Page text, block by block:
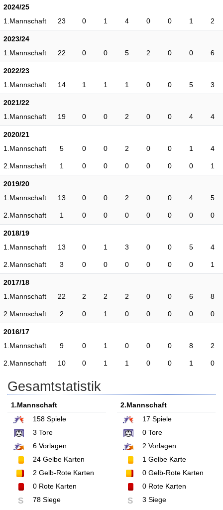
2024/25
1.Mannschaft
23 0 1 4 0 0 1 2
2023/24
1.Mannschaft
22 0 0 5 2 0 0 6
2022/23
1.Mannschaft
14 1 1 1 0 0 5 3
2021/22
1.Mannschaft
19 0 0 2 0 0 4 4
2020/21
1.Mannschaft
5 0 0 2 0 0 1 4
2.Mannschaft 1 0 0 0 0 0 0 1
2019/20
1.Mannschaft
13 0 0 2 0 0 4 5
2.Mannschaft 1 0 0 0 0 0 0 0
2018/19
1.Mannschaft
13 0 1 3 0 0 5 4
2.Mannschaft 3 0 0 0 0 0 0 1
2017/18
1.Mannschaft
22 2 2 2 0 0 6 8
2.Mannschaft 2 0 1 0 0 0 0 0
2016/17
1.Mannschaft
9 0 1 0 0 0 8 2
2.Mannschaft 10 0 1 1 0 0 1 0
Gesamtstatistik
1.Mannschaft
158 Spiele
3 Tore
6 Vorlagen
24 Gelbe Karten
2 Gelb-Rote Karten
0 Rote Karten
S 78 Siege
2.Mannschaft
17 Spiele
0Tore
2 Vorlagen
1 Gelbe Karte
0Gelb-Rote Karten
0Rote Karten
S 3 Siege